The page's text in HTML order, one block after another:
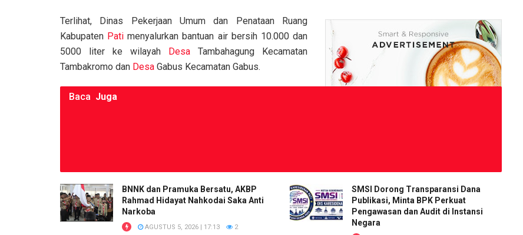
o
o
k
A
p
p
n
k
Terlihat, Dinas Pekerjaan Umum dan Penataan Ruang
Kabupaten Pati menyalurkan bantuan air bersih 10.000 dan
5000 liter ke wilayah Desa Tambahagung Kecamatan
Tambakromo dan Desa Gabus Kecamatan Gabus.
Baca Juga
BNNK dan Pramuka Bersatu, AKBP
Rahmad Hidayat Nahkodai Saka Anti
Narkoba
AGUSTUS 5, 2026 | 17:13 2
SMSI Dorong Transparansi Dana
Publikasi, Minta BPK Perkuat
Pengawasan dan Audit di Instansi
Negara